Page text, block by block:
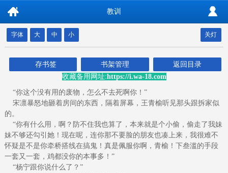
教训
字体 大 中 小 关灯
存书签 书架管理
返回目录
收藏备用网址:https://i.wa-18.com
“你这个没有用的废物，怎么不去死啊你！”
宋凛暴怒地砸着房间的东西，隔着屏幕，王青榆听见那头跟拆家似
的。
“你有什么用，啊？防不住我也算了，本来就是个小偷，偷走了我妹
妹不够还勾引她！现在呢，连你那不要脸的朋友也凑上来，我很难不
怀疑是不是你牵桥搭线在搞鬼！真是佩服你啊，青榆！下叁滥的手段
一套又一套，鸡都没你的本事多！”
“杨宁跟你说什么了？”